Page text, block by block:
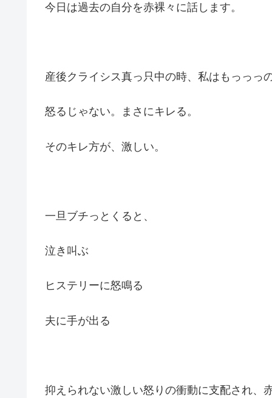
今日は過去の自分を赤裸々に話します。
産後クライシス真っ只中の時、私はもっっっ
怒るじゃない。まさにキレる。
そのキレ方が、激しい。
一旦ブチっとくると、
泣き叫ぶ
ヒステリーに怒鳴る
夫に手が出る
抑えられない激しい怒りの衝動に支配され、